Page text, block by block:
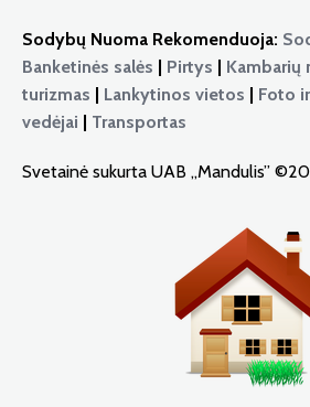
Sodybų Nuoma Rekomenduoja:
Banketinės salės | Pirtys | Kambarių
turizmas | Lankytinos vietos | Foto
vedėjai | Transportas
Svetainė sukurta UAB „Mandulis”